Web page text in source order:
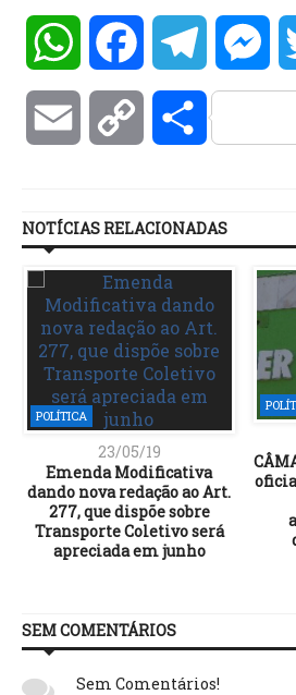
WhatsAppFacebookTelegram
Email Copy
NOTÍCIAS RELACIONADAS
POLÍTICA
23/05/19
Emenda Modificativa
dando nova redação ao Art.
277, que dispõe sobre
Transporte Coletivo será
apreciada em junho
SEM COMENTÁRIOS
Sem Comentários!